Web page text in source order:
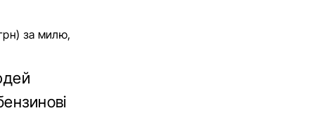
за милю,